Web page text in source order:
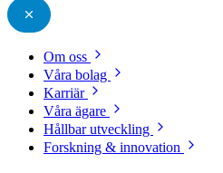
Om oss
Våra bolag
Karriär
Våra ägare
Hållbar utveckling
Forskning & innovation